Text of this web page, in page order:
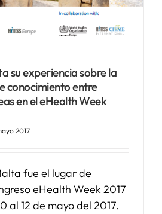
su experiencia sobre la
conocimiento entre
en el eHealth Week
2017
fue el lugar de
eHealth Week 2017
al 12 de mayo del 2017.